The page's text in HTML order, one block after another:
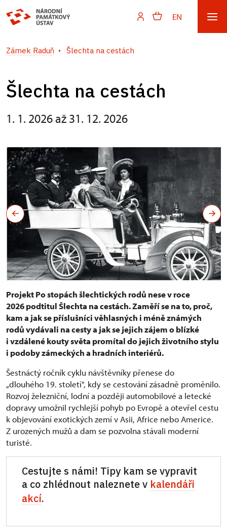
EN
Zámek Raduň Šlechta na cestách
Šlechta na cestách
1. 1. 2026 až 31. 12. 2026
Projekt Po stopách šlechtických rodů nese v roce
2026 podtitul Šlechta na cestách. Zaměří se na to, proč,
kam a jak se příslušníci věhlasných i méně známých
rodů vydávali na cesty a jak se jejich zájem o blízké
i vzdálené kouty světa promítal do jejich životního stylu
i podoby zámeckých a hradních interiérů.
Šestnáctý ročník cyklu návštěvníky přenese do
„dlouhého 19. století", kdy se cestování zásadně proměnilo.
Rozvoj železniční, lodní a později automobilové a letecké
dopravy umožnil rychlejší pohyb po Evropě a otevřel cestu
k objevování exotických zemí v Asii, Africe nebo Americe.
Z urozených mužů a dam se pozvolna stávali moderní
turisté.
Cestujte s námi! Tipy kam se vypravit
a co zhlédnout naleznete v kalendáři
akcí.